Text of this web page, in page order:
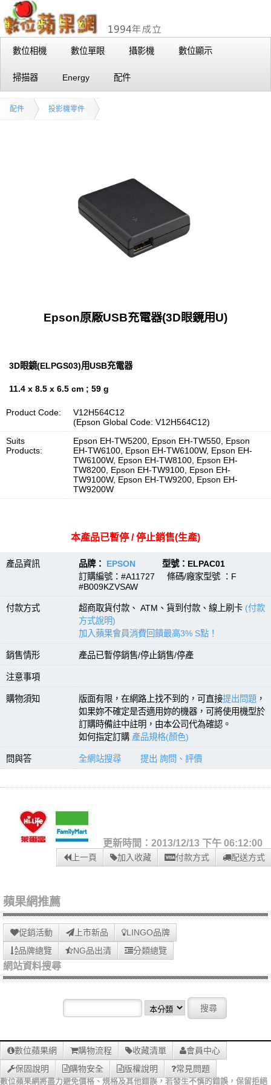
數位相機 數位單眼 攝影機 數位顯示
掃描器 Energy 配件
配件 投影機零件
Epson原廠USB充電器(3D眼鏡用U)
3D眼鏡(ELPGS03)用USB充電器
11.4 x 8.5 x 6.5 cm ; 59 g
Product Code:
V12H564C12
(Epson Global Code: V12H564C12)
Suits
Products:
Epson EH-TW5200, Epson EH-TW550, Epson
EH-TW6100, Epson EH-TW6100W, Epson EH-
TW6100W, Epson EH-TW8100, Epson EH-
TW8200, Epson EH-TW9100, Epson EH-
TW9100W, Epson EH-TW9200, Epson EH-
TW9200W
本產品已暫停 / 停止銷售(生產)
產品資訊 品牌： EPSON 型號：ELPAC01
訂購編號：#A11727 條碼/廠家型號 ：F
#B009KZVSAW
付款方式 超商取貨付款、 ATM、貨到付款、線上刷卡 (付款
方式說明)
加入蘋果會員消費回饋最高3% S點！
銷售情形 產品已暫停銷售/停止銷售/停產
注意事項
購物須知 版面有限，在網路上找不到的，可直接提出問題 ，
如果妳不確定是否適用妳的機器，可將使用機型於
訂購時備註中註明，由本公司代為確認。
如何指定訂購 產品規格(顏色)
問與答 全網站搜尋 提出 詢問、評價
更新時間：2013/12/13 下午 06:12:00
上一頁 加入收藏 付款方式 配送方式
蘋果網推薦
促銷活動 上市新品
LINGO品牌
品牌總覽
NG品出清 分類總覽
網站資料搜尋
數位蘋果網 購物流程 收藏清單
會員中心
保固說明
購物安全 版權說明 常見問題
數位蘋果網將盡力避免價格、規格及其他錯誤，若發生不慎的錯誤，保留拒絕